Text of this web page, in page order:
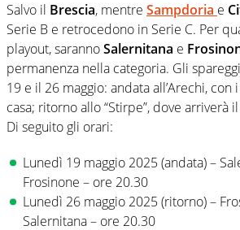
Salvo il Brescia, mentre Sampdoria e
Serie B e retrocedono in Serie C. Per
playout, sarannoSalernitana e
permanenza nella categoria. Gli
19 e il 26 maggio: andata all’Arechi,
casa; ritorno allo “Stirpe”, dove arriverà
Di seguito gli orari:
Lunedì 19 maggio 2025 (andata) –
Frosinone – ore 20.30
Lunedì 26 maggio 2025 (ritorno) –
Salernitana – ore 20.30